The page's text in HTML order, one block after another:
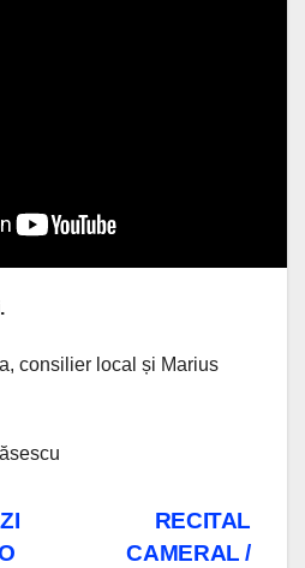
consilier local și Marius
RECITAL
CAMERAL /